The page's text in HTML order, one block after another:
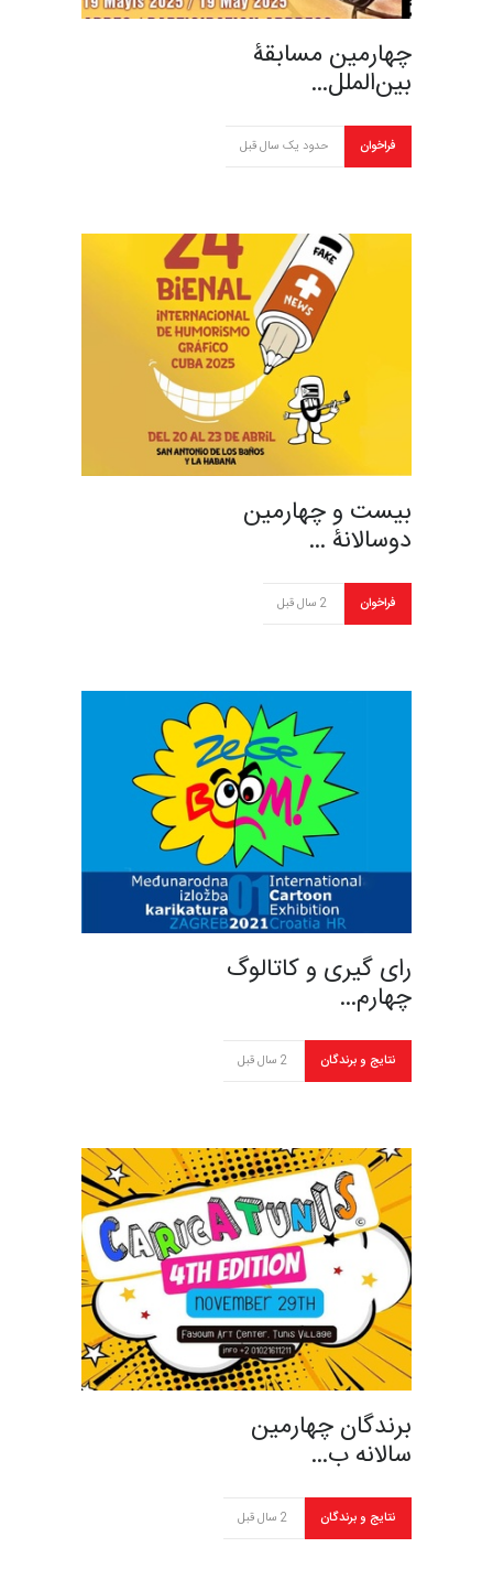
چهارمین مسابقۀ
بین‌الملل…
فراخوان حدود یک سال قبل
بیست و چهارمین
دوسالانۀ …
فراخوان 2 سال قبل
رای گیری و کاتالوگ
چهارم…
نتایج و برندگان 2 سال قبل
برندگان چهارمین
سالانه ب…
نتایج و برندگان 2 سال قبل